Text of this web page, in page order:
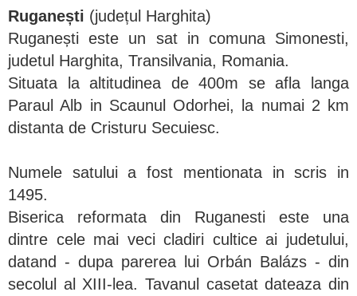
Ruganești (județul Harghita)
Ruganești este un sat in comuna Simonesti,
judetul Harghita, Transilvania, Romania.
Situata la altitudinea de 400m se afla langa
Paraul Alb in Scaunul Odorhei, la numai 2 km
distanta de Cristuru Secuiesc.
Numele satului a fost mentionata in scris in
1495.
Biserica reformata din Ruganesti este una
dintre cele mai veci cladiri cultice ai judetului,
datand - dupa parerea lui Orbán Balázs - din
secolul al XIII-lea. Tavanul casetat dateaza din